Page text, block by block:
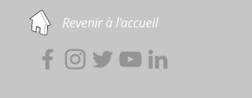
Revenir à l'accueil